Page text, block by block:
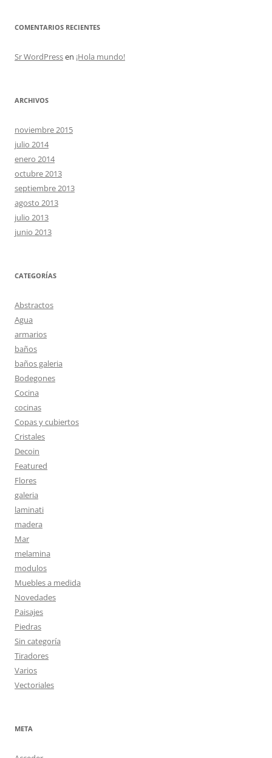
COMENTARIOS RECIENTES
Sr WordPressen ¡Hola mundo!
ARCHIVOS
noviembre 2015
julio 2014
enero 2014
octubre 2013
septiembre 2013
agosto 2013
julio 2013
junio 2013
CATEGORÍAS
Abstractos
Agua
armarios
baños
baños galeria
Bodegones
Cocina
cocinas
Copas y cubiertos
Cristales
Decoin
Featured
Flores
galeria
laminati
madera
Mar
melamina
modulos
Muebles a medida
Novedades
Paisajes
Piedras
Sin categoría
Tiradores
Varios
Vectoriales
META